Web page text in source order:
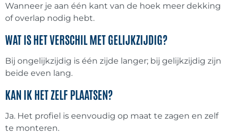
Milexx gevelbekleding
Multitexx gevelbekleding ( 0 )
Potdeksel gevelbekleding
Eurotexx potdeksel
Wanneer je aan één kant van de hoek meer dekking
of overlap nodig hebt.
WAT IS HET VERSCHIL MET GELIJKZIJDIG?
Bij ongelijkzijdig is één zijde langer; bij gelijkzijdig zijn
beide even lang.
KAN IK HET ZELF PLAATSEN?
Ja. Het profiel is eenvoudig op maat te zagen en zelf
te monteren.